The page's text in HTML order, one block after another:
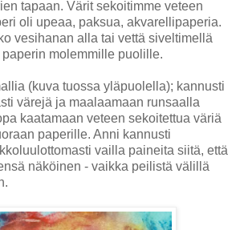
tapaan. Värit sekoitimme veteen
oli upeaa, paksua, akvarellipaperia.
vesihanan alla tai vettä siveltimellä
molemmille puolille.
(kuva tuossa yläpuolella); kannusti
värejä ja maalaamaan runsaalla
kaatamaan veteen sekoitettua väriä
paperille. Anni kannusti
vailla paineita siitä, että
näköinen - vaikka peilistä välillä